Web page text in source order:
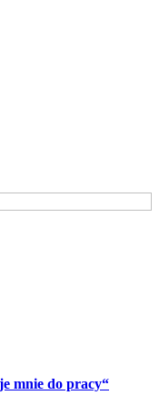
mnie do pracy“